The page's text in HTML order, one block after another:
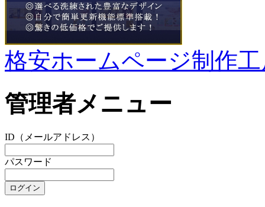
格安ホームページ制作
管理者メニュー
ID（メールアドレス）
パスワード